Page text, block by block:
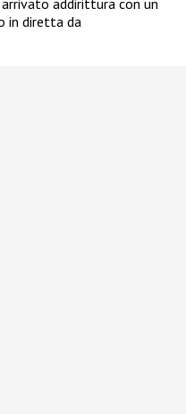
arrivato addirittura con un
in diretta da